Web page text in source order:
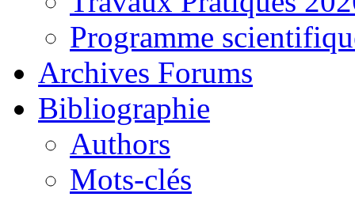
Programme
Archives Forums
Bibliographie
Authors
Mots-clés